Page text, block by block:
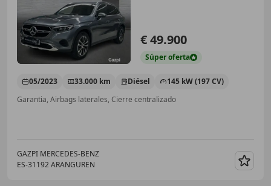
€ 49.900
Súperoferta
05/2023 33.000 km Diésel
145 kW (197 CV)
Garantia, Airbags laterales, Cierre centralizado
GAZPI MERCEDES-BENZ
ES-31192 ARANGUREN